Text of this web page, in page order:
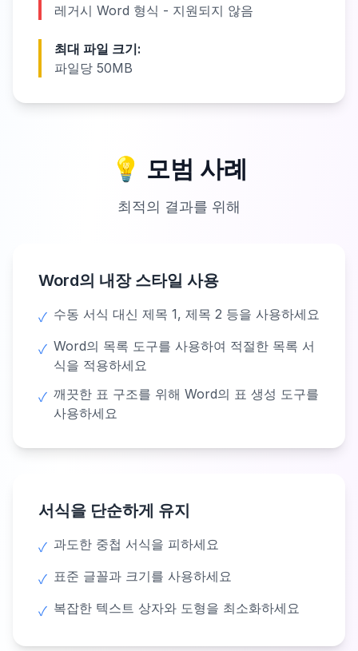
레거시 Word 형식 - 지원되지 않음
최대 파일 크기:
파일당 50MB
💡 모범 사례
최적의 결과를 위해
Word의 내장 스타일 사용
✓ 수동 서식 대신 제목 1, 제목 2 등을 사용하세요
✓ Word의 목록 도구를 사용하여 적절한 목록 서
식을 적용하세요
✓ 깨끗한 표 구조를 위해 Word의 표 생성 도구를
사용하세요
서식을 단순하게 유지
✓ 과도한 중첩 서식을 피하세요
✓ 표준 글꼴과 크기를 사용하세요
✓ 복잡한 텍스트 상자와 도형을 최소화하세요